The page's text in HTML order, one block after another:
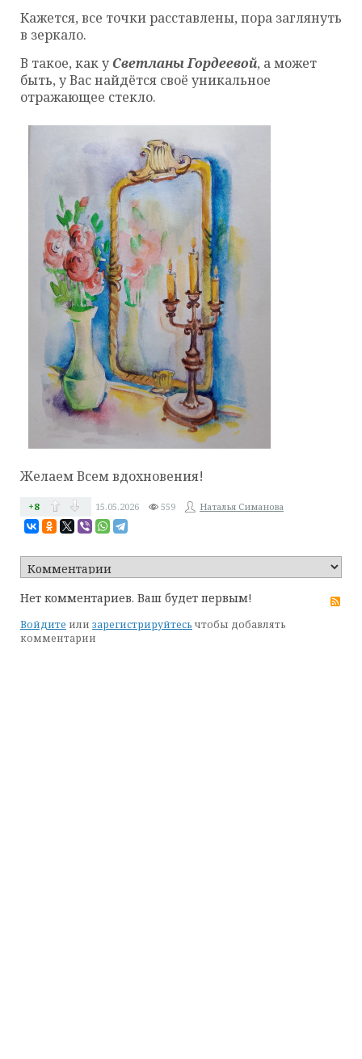
Кажется, все точки расставлены, пора заглянуть
в зеркало.
В такое, как уСветланы Гордеевой, а может
быть, у Вас найдётся своё уникальное
отражающее стекло.
Желаем Всем вдохновения!
+8 15.05.2026 559 Наталья Симанова
Нет комментариев. Ваш будет первым!
Войдите или зарегистрируйтесь чтобы добавлять
комментарии